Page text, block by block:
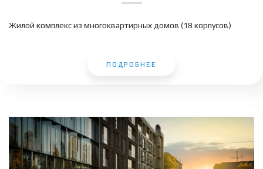
Жилой комплекс из многоквартирных домов (18 корпусов)
ПОДРОБНЕЕ